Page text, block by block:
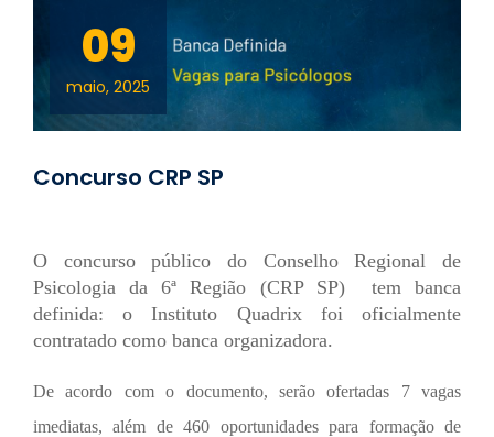
09
maio, 2025
Concurso CRP SP
O concurso público do Conselho Regional de
Psicologia da 6ª Região (CRP SP) tem banca
definida: o Instituto Quadrix foi oficialmente
contratado como banca organizadora.
De acordo com o documento, serão ofertadas 7 vagas
imediatas, além de 460 oportunidades para formação de